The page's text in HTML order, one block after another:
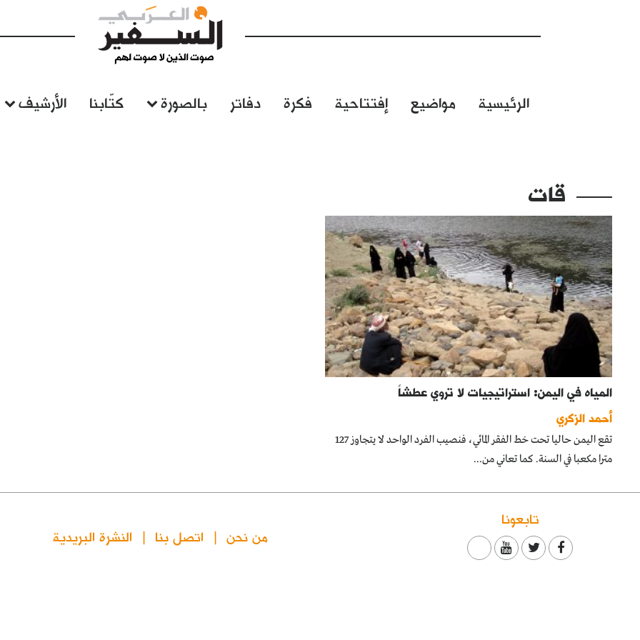
الرئيسية مواضيع إفتتاحية فكرة دفاتر بالصورة كتّابنا الأرشيف
قات
المياه في اليمن: استراتيجيات لا تروي عطشاً
أحمد الزكري
تقع اليمن حاليا تحت خط الفقر المائي، فنصيب الفرد الواحد لا يتجاوز 127
مترا مكعبا في السنة. كما تعاني من...
تابعونا
من نحن
اتصل بنا النشرة البريدية